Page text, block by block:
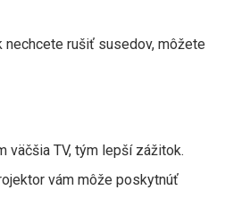
nechcete rušiť susedov, môžete
väčšia TV, tým lepší zážitok.
vám môže poskytnúť